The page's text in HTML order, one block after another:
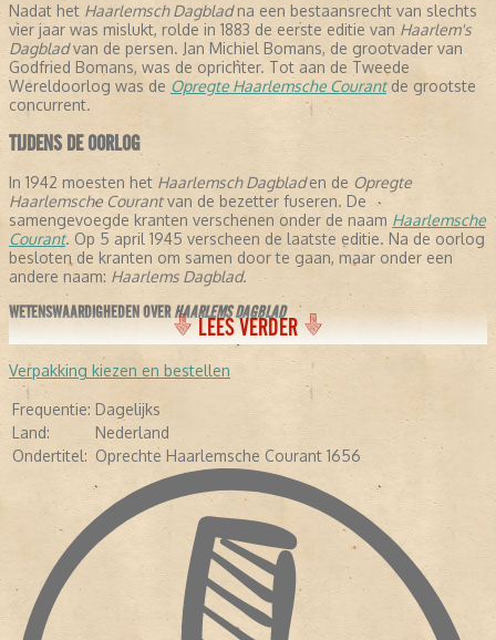
Nadat het Haarlemsch Dagbladna een bestaansrecht van slechts
vier jaar was mislukt, rolde in 1883 de eerste editie van Haarlem's
Dagbladvan de persen. Jan Michiel Bomans, de grootvader van
Godfried Bomans, was de oprichter. Tot aan de Tweede
Wereldoorlog was de Opregte Haarlemsche Courantde grootste
concurrent.
TIJDENS DE OORLOG
In 1942 moesten het Haarlemsch Dagbladen de Opregte
Haarlemsche Courantvan de bezetter fuseren. De
samengevoegde kranten verschenen onder de naam Haarlemsche
Courant. Op 5 april 1945 verscheen de laatste editie. Na de oorlog
besloten de kranten om samen door te gaan, maar onder een
andere naam: Haarlems Dagblad.
WETENSWAARDIGHEDEN OVERHAARLEMS DAGBLAD
- De krant stelt dat ze de oudste krant verschijnende krant ter
wereld is, omdat ze is samengegaan met de
Courant
- In de negentiende eeuw schreven een aantal letterkundigen voor
de krant: Conrad Busken Huet en Eduard Douwes Dekker, beter
bekend als Multatuli.
- In 1948 kreeg de krant de toevoeging:Oprechte haarlemsche
Courant 1656.
In 2005 veranderde de avondkrant in een ochtendkrant.
- Diverse bekende Nederlanders hebben voor de krant geschreven,
waaronder Pim Fortuyn, Mart Smeets, Brigitte Kaandorp en Heleen
van Royen.
- In april 2013 verscheen de krant voor het eerst als tabloid.
LEES VERDER
Verpakking kiezen en bestellen
Frequentie: Dagelijks
Land:
Nederland
Ondertitel: Oprechte Haarlemsche Courant 1656